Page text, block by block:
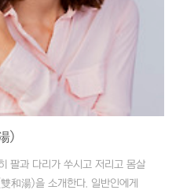
)
팔과 다리가 쑤시고 저리고 몸살
和湯)을 소개한다. 일반인에게